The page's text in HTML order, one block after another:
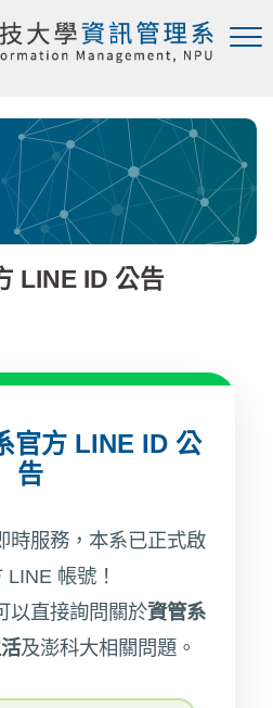
LINE ID 公告
官方 LINE ID 公
告
時服務，本系已正式啟
LINE 帳號！
以直接詢問關於資管系
及澎科大相關問題。